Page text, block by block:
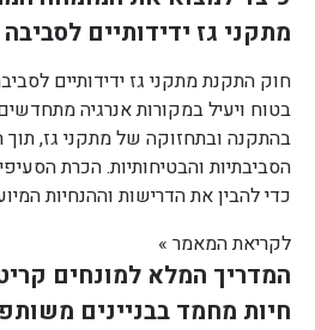
מתקני גז ידידותיים לסביבה
חוק התקנת מתקני גז ידידותיים
בטוח ויעיל במקורות אנרגיה
בהתקנה ובתחזוקה של מתקני גז,
הסביבתיות והבטיחותיות. הכרת
כדי להבין את הדרישות וההנחיות
לקריאת המאמר »
המדריך המלא למונחים
חיות מחמד בבניינים